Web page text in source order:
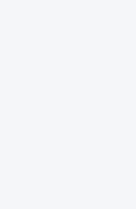
商品エ